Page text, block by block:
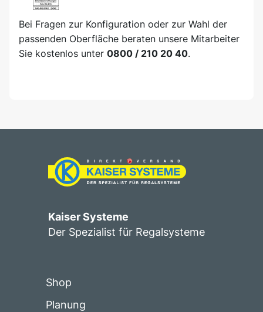
Bei Fragen zur Konfiguration oder zur Wahl der
passenden Oberfläche beraten unsere Mitarbeiter
Sie kostenlos unter 0800 / 210 20 40.
Kaiser Systeme
Der Spezialist für Regalsysteme
Shop
Planung